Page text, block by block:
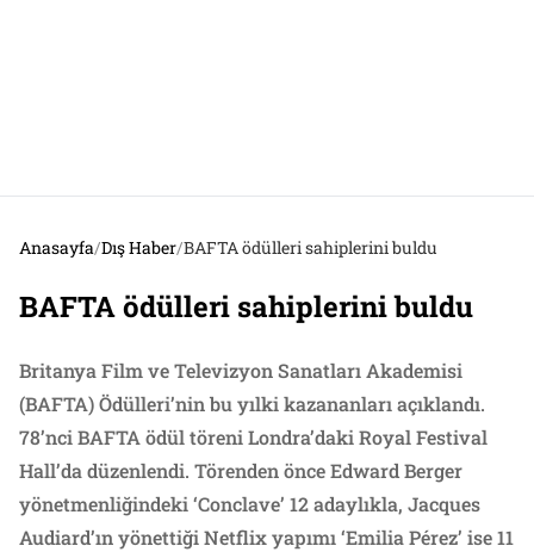
Anasayfa/Dış Haber/BAFTA ödülleri sahiplerini buldu
BAFTA ödülleri sahiplerini buldu
Britanya Film ve Televizyon Sanatları Akademisi
(BAFTA) Ödülleri’nin bu yılki kazananları açıklandı.
78’nci BAFTA ödül töreni Londra’daki Royal Festival
Hall’da düzenlendi. Törenden önce Edward Berger
yönetmenliğindeki ‘Conclave’ 12 adaylıkla, Jacques
Audiard’ın yönettiği Netflix yapımı ‘Emilia Pérez’ ise 11